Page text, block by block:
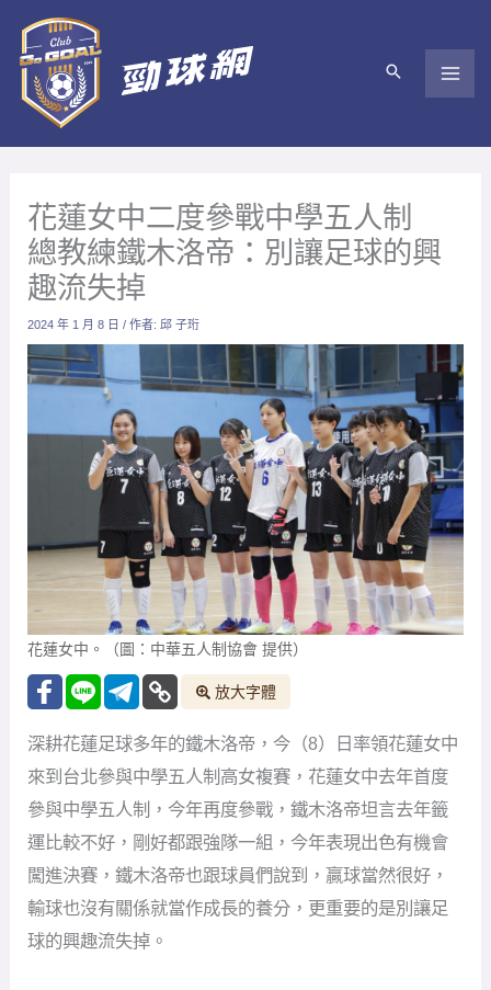
內
花蓮女中二度參戰中學五人制
總教練鐵木洛帝：別讓足球的興
趣流失掉
2024 年 1 月 8 日/ 作者: 邱 子珩
花蓮女中。（圖：中華五人制協會 提供）
放大字體
深耕花蓮足球多年的鐵木洛帝，今（8）日率領花蓮女中
來到台北參與中學五人制高女複賽，花蓮女中去年首度
參與中學五人制，今年再度參戰，鐵木洛帝坦言去年籤
運比較不好，剛好都跟強隊一組，今年表現出色有機會
闖進決賽，鐵木洛帝也跟球員們說到，贏球當然很好，
輸球也沒有關係就當作成長的養分，更重要的是別讓足
球的興趣流失掉。